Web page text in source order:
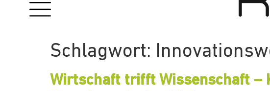
Schlagwort:
Wirtschaft trifft Wissenschaft –